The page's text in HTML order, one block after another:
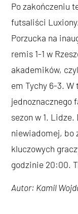
Po zakończeniu
futsaliści
Porzucka na
remis 1-1 w
akademików,
em Tychy 6-3.
jednoznacznego
sezon w 1.
niewiadomej, bo
kluczowych
godzinie 20:00.
Autor: Kamil